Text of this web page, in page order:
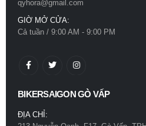
0out of 5
780.000
0out of 5
780.000
qyhora@gmail.com
GIỜ MỞ CỬA:
Cả tuần / 9:00 AM - 9:00 PM
BIKERSAIGON GÒ VẤP
ĐỊA CHỈ: